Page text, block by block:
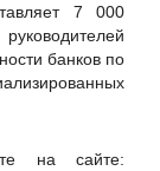
7 000
руководителей
банков по
на сайте: